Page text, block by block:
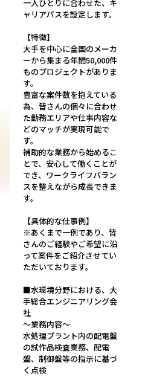
一人ひとりに合わせた、キ
ャリアパスを設定します。
【特徴】
大手を中心に全国のメーカ
ーから集まる年間50,000件
ものプロジェクトがありま
す。
豊富な案件数を抱えている
為、皆さんの個々に合わせ
た勤務エリアや仕事内容な
どのマッチが実現可能で
す。
補助的な業務から始めるこ
とで、安心して働くことが
でき、ワークライフバラン
スを整えながら成長できま
す。
【具体的な仕事例】
※あくまで一例であり、皆
さんのご経験やご希望に沿
って案件をご紹介させてい
ただいております。
■水環境分野における、大
手総合エンジニアリング会
社
～業務内容～
水処理プラント内の配電盤
の試作品検査業務、配電
盤、制御盤等の指示に基づ
く点検